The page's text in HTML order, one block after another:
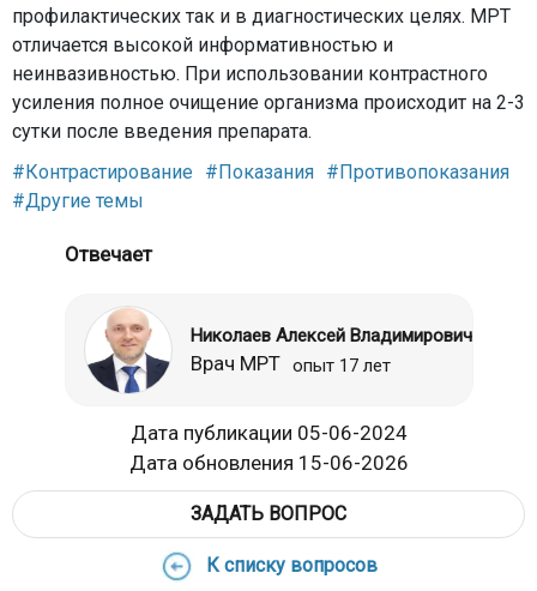
профилактических так и в диагностических целях. МРТ
отличается высокой информативностью и
неинвазивностью. При использовании контрастного
усиления полное очищение организма происходит на 2-3
сутки после введения препарата.
#Контрастирование #Показания #Противопоказания
#Другие темы
Отвечает
Николаев Алексей Владимирович
Врач МРТ опыт 17 лет
Дата публикации 05-06-2024
Дата обновления 15-06-2026
ЗАДАТЬ ВОПРОС
К списку вопросов